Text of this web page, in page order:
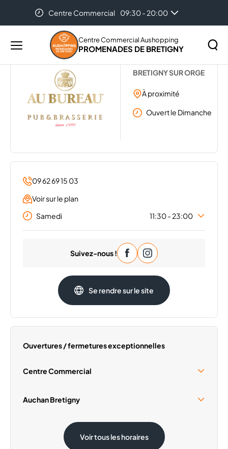
Centre Commercial 09:30 - 20:00
Menu
principal
Centre Commercial Aushopping
PROMENADES DE BRETIGNY
... AU BUREAU
BRETIGNY SUR ORGE
À proximité
Ouvert le Dimanche
09 62 69 15 03
Voir sur le plan
Samedi
11:30 - 23:00
11:30 - 23:00
11:30 - 23:00
11:30 - 23:00
Vendredi
11:30 - 23:00
Suivez-nous !
Se rendre sur le site
Ouvertures / fermetures exceptionnelles
Centre Commercial
Samedi 15 Août
Auchan Bretigny
Samedi 15 Août 08:30 - 20:00
Voir tous les horaires